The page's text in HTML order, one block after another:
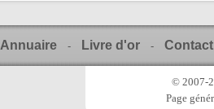
Annuaire - Livre d'or - Contact
© 2007-
Page